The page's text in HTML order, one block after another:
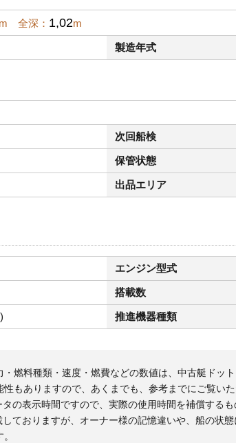
全深： 1,02m
製造年式
次回船検
保管状態
出品エリア
エンジン型式
搭載数
推進機器種類
燃料種類・速度・燃費などの数値は、中古艇ドッ
もありますので、あくまでも、参考までにご覧い
表示時間ですので、実際の使用時間を補償するも
ておりますが、オーナー様の記憶違いや、船の状